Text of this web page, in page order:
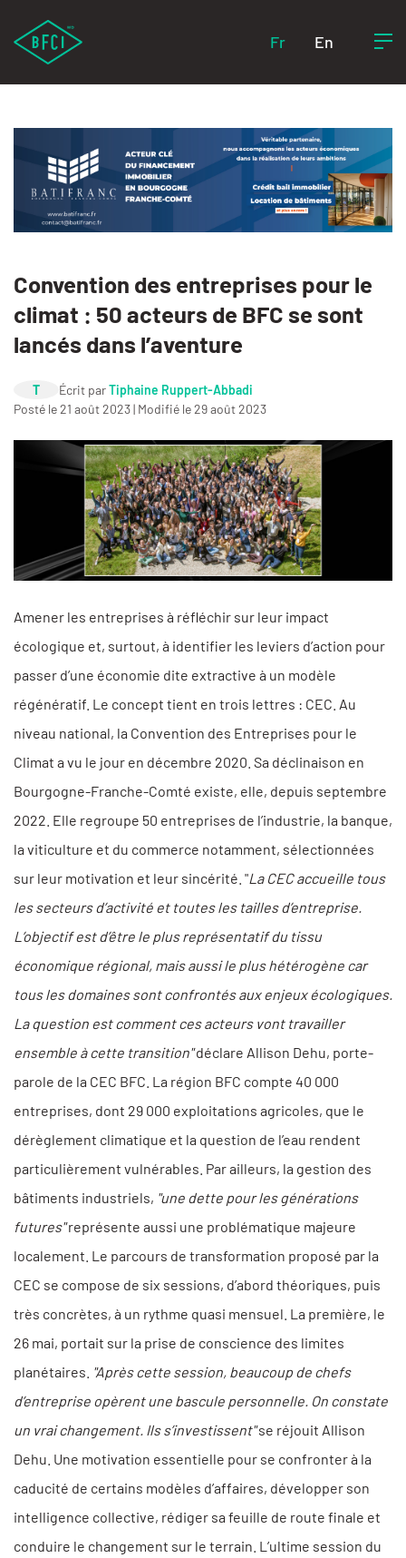
Fr En
Convention des entreprises pour le
climat : 50 acteurs de BFC se sont
lancés dans l’aventure
T Écrit parTiphaine Ruppert-Abbadi
Posté le 21 août 2023 | Modifié le 29 août 2023
Amener les entreprises à réfléchir sur leur impact
écologique et, surtout, à identifier les leviers d’action pour
passer d’une économie dite extractive à un modèle
régénératif. Le concept tient en trois lettres : CEC. Au
niveau national, la Convention des Entreprises pour le
Climat a vu le jour en décembre 2020. Sa déclinaison en
Bourgogne-Franche-Comté existe, elle, depuis septembre
2022. Elle regroupe 50 entreprises de l’industrie, la banque,
la viticulture et du commerce notamment, sélectionnées
sur leur motivation et leur sincérité. "La CEC accueille tous
les secteurs d’activité et toutes les tailles d’entreprise.
L’objectif est d’être le plus représentatif du tissu
économique régional, mais aussi le plus hétérogène car
tous les domaines sont confrontés aux enjeux écologiques.
La question est comment ces acteurs vont travailler
ensemble à cette transition"déclare Allison Dehu, porte-
parole de la CEC BFC. La région BFC compte 40 000
entreprises, dont 29 000 exploitations agricoles, que le
dérèglement climatique et la question de l’eau rendent
particulièrement vulnérables. Par ailleurs, la gestion des
bâtiments industriels, "une dette pour les générations
futures"représente aussi une problématique majeure
localement. Le parcours de transformation proposé par la
CEC se compose de six sessions, d’abord théoriques, puis
très concrètes, à un rythme quasi mensuel. La première, le
26 mai, portait sur la prise de conscience des limites
planétaires. "Après cette session, beaucoup de chefs
d’entreprise opèrent une bascule personnelle. On constate
un vrai changement. Ils s’investissent"se réjouit Allison
Dehu. Une motivation essentielle pour se confronter à la
caducité de certains modèles d’affaires, développer son
intelligence collective, rédiger sa feuille de route finale et
conduire le changement sur le terrain. L’ultime session du